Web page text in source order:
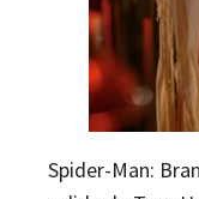
Spider-Man: